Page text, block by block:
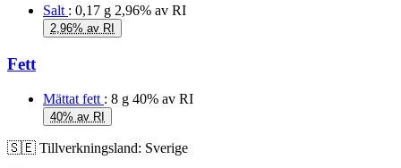
Salt : 0,17 g 2,96% av RI
2,96% av RI
Fett
Mättat fett : 8 g 40% av RI
40% av RI
🇸🇪 Tillverkningsland: Sverige